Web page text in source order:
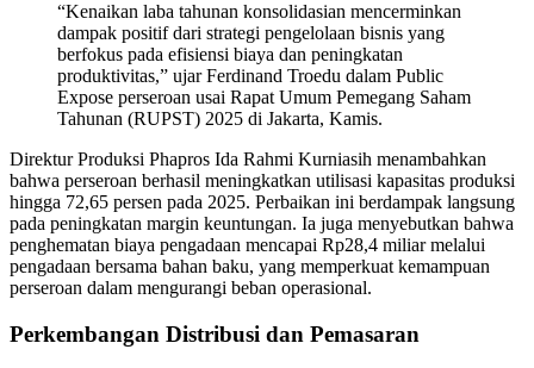
“Kenaikan laba tahunan konsolidasian mencerminkan
dampak positif dari strategi pengelolaan bisnis yang
berfokus pada efisiensi biaya dan peningkatan
produktivitas,” ujar Ferdinand Troedu dalam Public
Expose perseroan usai Rapat Umum Pemegang Saham
Tahunan (RUPST) 2025 di Jakarta, Kamis.
Direktur Produksi Phapros Ida Rahmi Kurniasih menambahkan
bahwa perseroan berhasil meningkatkan utilisasi kapasitas produksi
hingga 72,65 persen pada 2025. Perbaikan ini berdampak langsung
pada peningkatan margin keuntungan. Ia juga menyebutkan bahwa
penghematan biaya pengadaan mencapai Rp28,4 miliar melalui
pengadaan bersama bahan baku, yang memperkuat kemampuan
perseroan dalam mengurangi beban operasional.
Perkembangan Distribusi dan Pemasaran